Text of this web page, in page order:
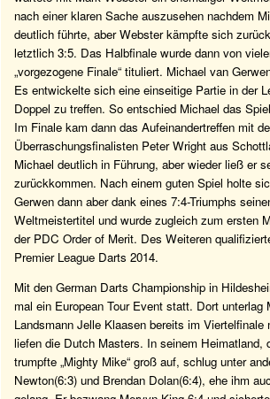
nach einer klaren Sache auszusehen nachdem
deutlich führte, aber Webster kämpfte sich
letztlich 3:5. Das Halbfinale wurde dann von
„vorgezogene Finale“ tituliert. Michael van
Es entwickelte sich eine einseitige Partie in der
Doppel zu treffen. So entschied Michael das
Im Finale kam dann das Aufeinandertreffen mit
Überraschungsfinalisten Peter Wright aus
Michael deutlich in Führung, aber wieder ließ er
zurückkommen. Nach einem guten Spiel holte
Gerwen dann aber dank eines 7:4-Triumphs
Weltmeistertitel und wurde zugleich zum ersten
der PDC Order of Merit. Des Weiteren
Premier League Darts 2014.
Mit den German Darts Championship in
mal ein European Tour Event statt. Dort unterlag
Landsmann Jelle Klaasen bereits im Viertelfinale
liefen die Dutch Masters. In seinem Heimatland,
trumpfte „Mighty Mike“ groß auf, schlug unter
Newton(6:3) und Brendan Dolan(6:4), ehe ihm